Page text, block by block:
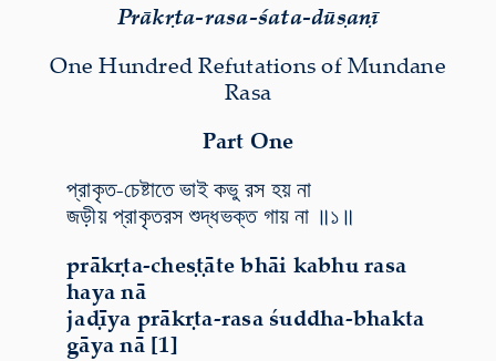
Prākṛta-rasa-śata-dūṣaṇī
One Hundred Refutations of Mundane
Rasa
Part One
প্রাকৃত-চেষ্টাতে ভাই কভু রস হয় না
জড়ীয় প্রাকৃতরস শুদ্ধভক্ত গায় না ॥১॥
prākṛta-cheṣṭāte bhāi kabhu rasa
haya nā
jaḍīya prākṛta-rasa śuddha-bhakta
gāya nā [1]